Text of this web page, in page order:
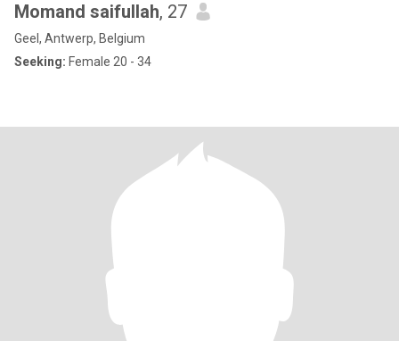
Momand saifullah, 27
Geel, Antwerp, Belgium
Seeking: Female 20 - 34